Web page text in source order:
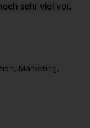
sehr viel vor.
Marketing,